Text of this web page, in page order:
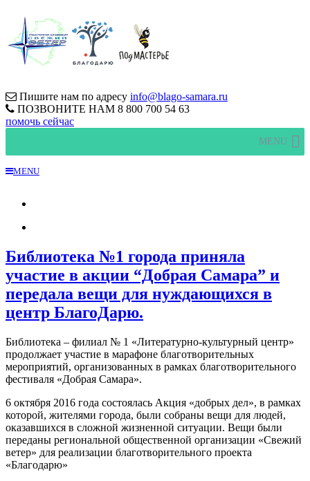
Пишите нам по адресу info@blago-samara.ru
ПОЗВОНИТЕ НАМ 8 800 700 54 63
помочь сейчас
MENU
MENU
Библиотека №1 города приняла
участие в акции “Добрая Самара” и
передала вещи для нуждающихся в
центр БлагоДарю.
Библиотека – филиал № 1 «Литературно-культурный центр»
продолжает участие в марафоне благотворительных
мероприятий, организованных в рамках благотворительного
фестиваля «Добрая Самара».
6 октября 2016 года состоялась Акция «добрых дел», в рамках
которой, жителями города, были собраны вещи для людей,
оказавшихся в сложной жизненной ситуации. Вещи были
переданы региональной общественной организации «Свежий
ветер» для реализации благотворительного проекта
«Благодарю»